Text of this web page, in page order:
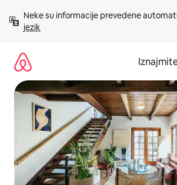
sadržaj
Neke su informacije prevedene
jezik